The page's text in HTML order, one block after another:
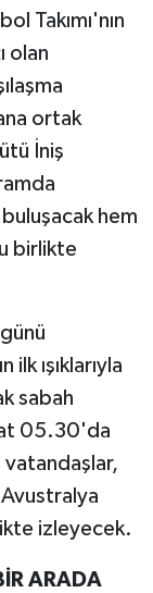
Takımı'nın
olan
ortak
İniş
hem
birlikte
ışıklarıyla
sabah
05.30'da
vatandaşlar,
izleyecek.
ARADA